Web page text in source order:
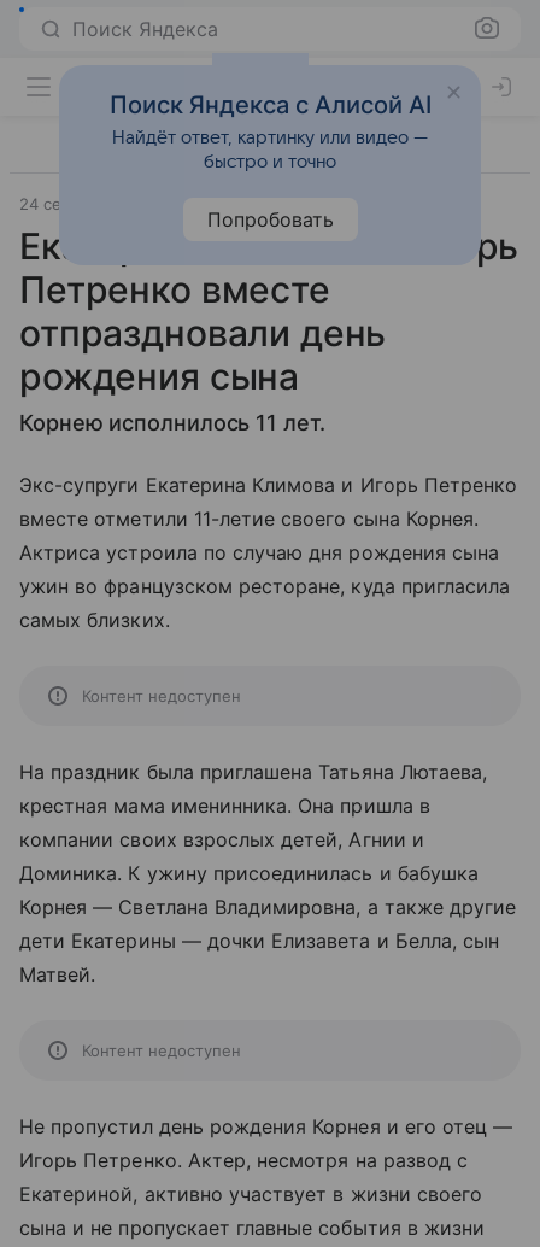
Поиск Яндекса
24 сентября 2019
Екатерина Климова и Игорь
Петренко вместе
отпраздновали день
рождения сына
Корнею исполнилось 11 лет.
Экс-супруги Екатерина Климова и Игорь Петренко
вместе отметили 11-летие своего сына Корнея.
Актриса устроила по случаю дня рождения сына
ужин во французском ресторане, куда пригласила
самых близких.
Контент недоступен
На праздник была приглашена Татьяна Лютаева,
крестная мама именинника. Она пришла в
компании своих взрослых детей, Агнии и
Доминика. К ужину присоединилась и бабушка
Корнея — Светлана Владимировна, а также другие
дети Екатерины — дочки Елизавета и Белла, сын
Матвей.
Контент недоступен
Не пропустил день рождения Корнея и его отец —
Игорь Петренко. Актер, несмотря на развод с
Екатериной, активно участвует в жизни своего
сына и не пропускает главные события в жизни
Поиск Яндекса с Алисой AI
Найдёт ответ, картинку или видео —
быстро и точно
Попробовать